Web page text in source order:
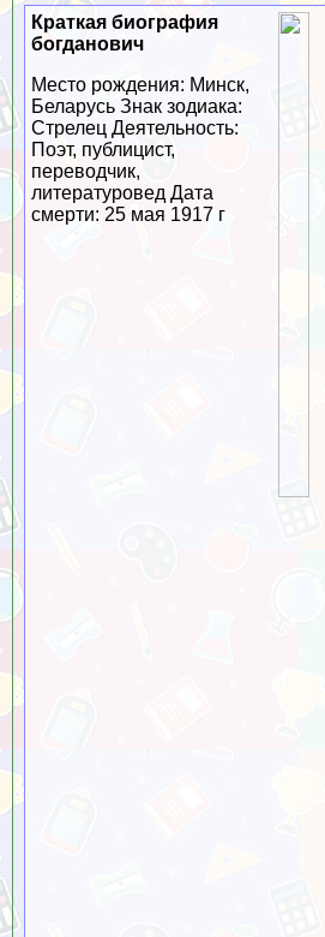
Краткая биография
богданович
Место рождения: Минск,
Беларусь Знак зодиака:
Стрелец Деятельность:
Поэт, публицист,
переводчик,
литературовед Дата
cмepти: 25 мая 1917 г